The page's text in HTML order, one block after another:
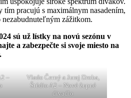
tím pracujú s maximálnym nasadením,
nezabudnuteľným zážitkom.
sú už lístky na novú sezónu v
a zabezpečte si svoje miesto na
–
Vlado Černý a Juraj Droba,
Štúdio A2 – Nové župné
divadlo